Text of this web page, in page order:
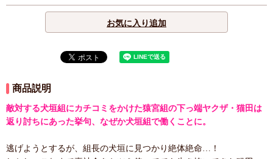
お気に入り追加
商品説明
敵対する犬垣組にカチコミをかけた猿宮組の下っ端ヤクザ・猫田は
返り討ちにあった挙句、なぜか犬垣組で働くことに。
逃げようとするが、組長の犬垣に見つかり絶体絶命…！